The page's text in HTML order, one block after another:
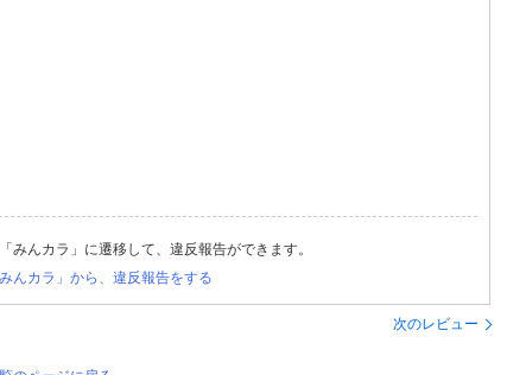
みんカラ」に遷移して、違反報告ができます。
みんカラ」から、違反報告をする
次のレビュー